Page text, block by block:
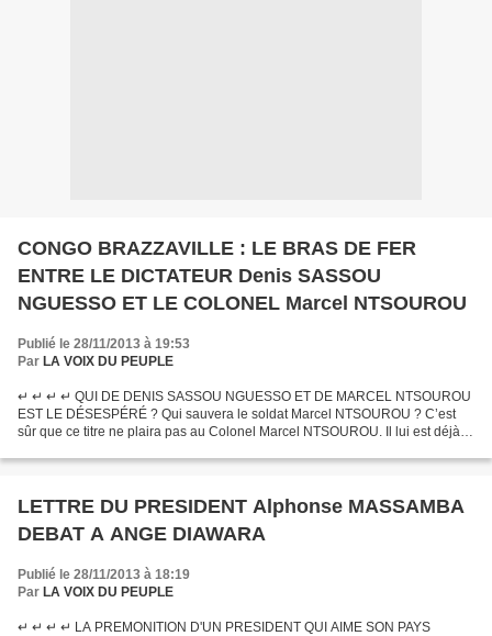
CONGO BRAZZAVILLE : LE BRAS DE FER
ENTRE LE DICTATEUR Denis SASSOU
NGUESSO ET LE COLONEL Marcel NTSOUROU
Publié le 28/11/2013 à 19:53
Par LA VOIX DU PEUPLE
↵ ↵ ↵ ↵ QUI DE DENIS SASSOU NGUESSO ET DE MARCEL NTSOUROU
EST LE DÉSESPÉRÉ ? Qui sauvera le soldat Marcel NTSOUROU ? C’est
sûr que ce titre ne plaira pas au Colonel Marcel NTSOUROU. Il lui est déjà si
LETTRE DU PRESIDENT Alphonse MASSAMBA
DEBAT A ANGE DIAWARA
Publié le 28/11/2013 à 18:19
Par LA VOIX DU PEUPLE
↵ ↵ ↵ ↵ LA PREMONITION D'UN PRESIDENT QUI AIME SON PAYS